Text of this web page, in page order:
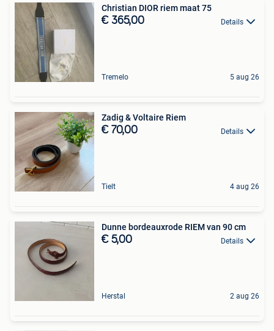
Christian DIOR riem maat 75
€ 365,00 Details
Tremelo 5 aug 26
Zadig & Voltaire Riem
€ 70,00 Details
Tielt 4 aug 26
Dunne bordeauxrode RIEM van 90 cm
€ 5,00 Details
Herstal 2 aug 26